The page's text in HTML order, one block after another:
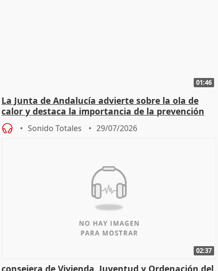
01:46
La Junta de Andalucía advierte sobre la ola de
calor y destaca la importancia de la prevención
Sonido Totales 29/07/2026
02:37
consejera de Vivienda, Juventud y Ordenación del